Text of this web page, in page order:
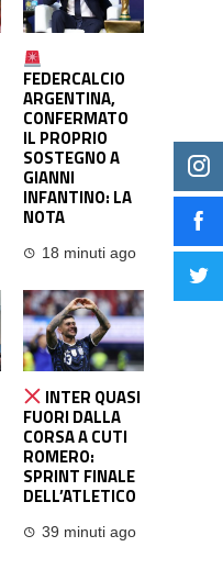
FEDERCALCIO
ARGENTINA,
CONFERMATO
IL PROPRIO
SOSTEGNO A
GIANNI
INFANTINO: LA
NOTA
18 minuti ago
INTER QUASI
FUORI DALLA
CORSA A CUTI
ROMERO:
SPRINT FINALE
DELL’ATLETICO
39 minuti ago